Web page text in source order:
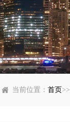
当前位置： 首页>>